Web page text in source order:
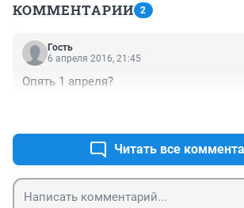
КОММЕНТАРИИ 2
Гость
6 апреля 2016, 21:45
Опять 1 апреля?
Читать все